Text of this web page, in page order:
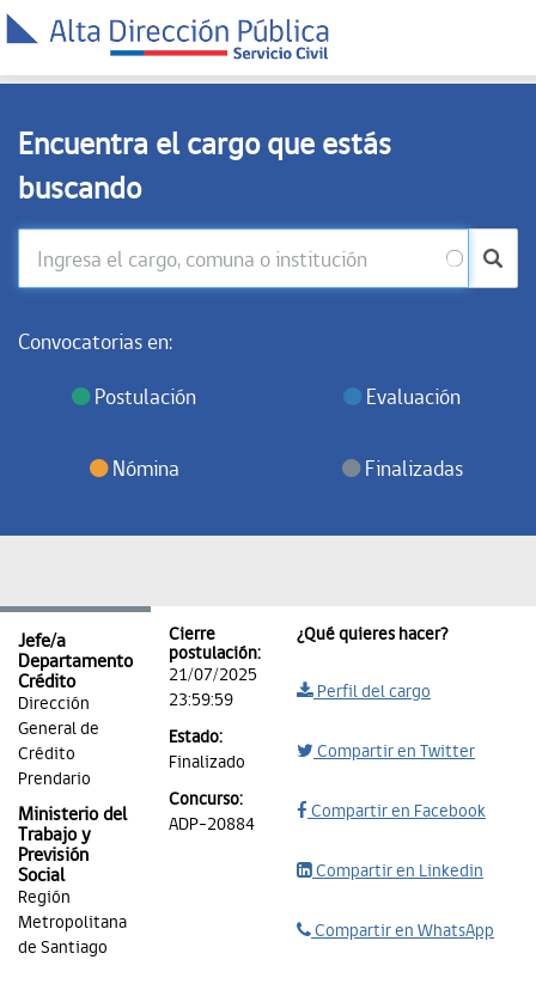
Encuentra el cargo que estás
buscando
Convocatorias en:
Postulación Evaluación
Nómina Finalizadas
Jefe/a
Departamento
Crédito
Dirección
General de
Crédito
Prendario
Ministerio del
Trabajo y
Previsión
Social
Región
Metropolitana
de Santiago
Cierre
postulación:
21/07/2025
23:59:59
Estado:
Finalizado
Concurso:
ADP-20884
¿Qué quieres hacer?
Perfil del cargo
Compartir en Twitter
Compartir en Facebook
Compartir en Linkedin
Compartir en WhatsApp